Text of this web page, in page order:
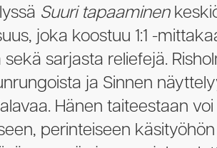
Suuri tapaaminen
joka koostuu 1:1 -
sarjasta reliefejä.
ja Sinnen
Hänen taiteestaan
perinteiseen